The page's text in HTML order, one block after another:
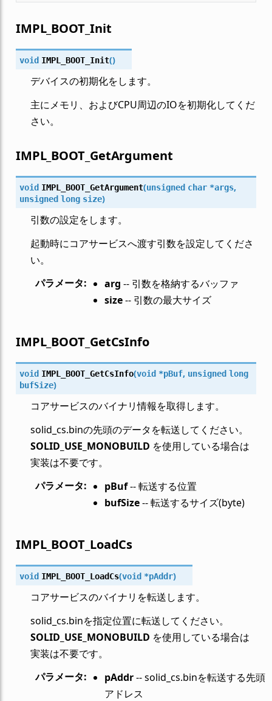
IMPL_BOOT_Init
void IMPL_BOOT_Init()
デバイスの初期化をします。
主にメモリ、およびCPU周辺のIOを初期化してくだ
さい。
IMPL_BOOT_GetArgument
void IMPL_BOOT_GetArgument(unsigned char *args,
unsigned long size)
引数の設定をします。
起動時にコアサービスへ渡す引数を設定してくださ
い。
パラメータ: arg -- 引数を格納するバッファ
size-- 引数の最大サイズ
IMPL_BOOT_GetCsInfo
void IMPL_BOOT_GetCsInfo(void *pBuf, unsigned long
bufSize)
コアサービスのバイナリ情報を取得します。
solid_cs.binの先頭のデータを転送してください。
SOLID_USE_MONOBUILD を使用している場合は
実装は不要です。
パラメータ: pBuf-- 転送する位置
bufSize-- 転送するサイズ(byte)
IMPL_BOOT_LoadCs
void IMPL_BOOT_LoadCs(void *pAddr)
コアサービスのバイナリを転送します。
solid_cs.binを指定位置に転送してください。
SOLID_USE_MONOBUILD を使用している場合は
実装は不要です。
パラメータ: pAddr-- solid_cs.binを転送する先頭
アドレス